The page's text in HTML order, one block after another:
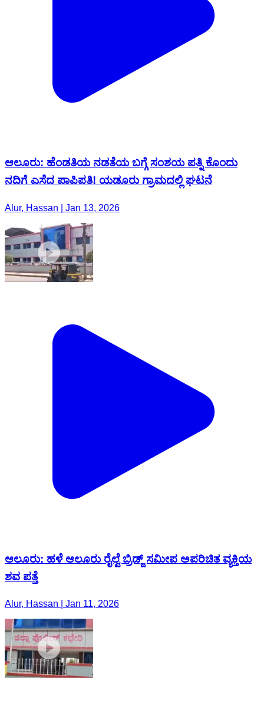
ಆಲೂರು: ಹೆಂಡತಿಯ ನಡತೆಯ ಬಗ್ಗೆ ಸಂಶಯ ಪತ್ನಿ ಕೊಂದು
ನದಿಗೆ ಎಸೆದ ಪಾಪಿಪತಿ! ಯಡೂರು ಗ್ರಾಮದಲ್ಲಿ ಘಟನೆ
Alur, Hassan | Jan 13, 2026
ಆಲೂರು: ಹಳೆ ಆಲೂರು ರೈಲ್ವೆ ಬ್ರಿಡ್ಜ್ ಸಮೀಪ ಅಪರಿಚಿತ ವ್ಯಕ್ತಿಯ
ಶವ ಪತ್ತೆ
Alur, Hassan | Jan 11, 2026